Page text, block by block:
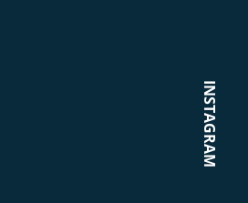
INSTAGRAM